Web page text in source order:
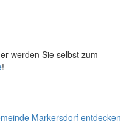
werden Sie selbst zum
!